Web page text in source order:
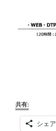
共有:
シェア